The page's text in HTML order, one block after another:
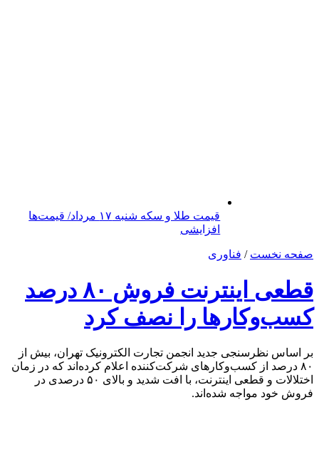
قیمت طلا و سکه شنبه ۱۷ مرداد/ قیمت‌ها
افزایشی
صفحه نخست / فناوری
قطعی اینترنت فروش ۸۰ درصد
کسب‌وکارها را نصف کرد
بر اساس نظرسنجی جدید انجمن تجارت الکترونیک تهران، بیش از
۸۰ درصد از کسب‌وکارهای شرکت‌کننده اعلام کرده‌اند که در زمان
اختلالات و قطعی اینترنت، با افت شدید و بالای ۵۰ درصدی در
فروش خود مواجه شده‌اند.